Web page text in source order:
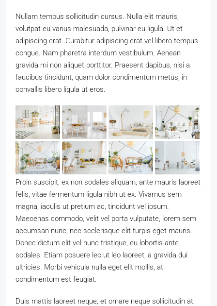
Nullam tempus sollicitudin cursus. Nulla elit mauris,
volutpat eu varius malesuada, pulvinar eu ligula. Ut et
adipiscing erat. Curabitur adipiscing erat vel libero tempus
congue. Nam pharetra interdum vestibulum. Aenean
gravida mi non aliquet porttitor. Praesent dapibus, nisi a
faucibus tincidunt, quam dolor condimentum metus, in
convallis libero ligula ut eros.
Proin suscipit, ex non sodales aliquam, ante mauris laoreet
felis, vitae fermentum ligula nibh ut ex. Vivamus sem
magna, iaculis ut pretium ac, tincidunt vel ipsum.
Maecenas commodo, velit vel porta vulputate, lorem sem
accumsan nunc, nec scelerisque elit turpis eget mauris.
Donec dictum elit vel nunc tristique, eu lobortis ante
sodales. Etiam posuere leo ut leo laoreet, a gravida dui
ultricies. Morbi vehicula nulla eget elit mollis, at
condimentum est feugiat.
Duis mattis laoreet neque, et ornare neque sollicitudin at.